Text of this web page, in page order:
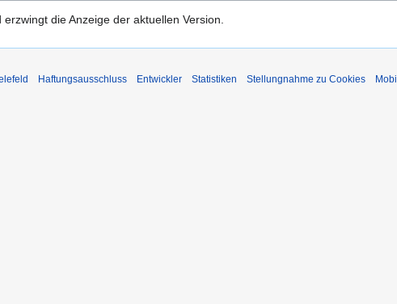
die Anzeige der aktuellen Version.
Haftungsausschluss Entwickler Statistiken Stellungnahme zu Cookies